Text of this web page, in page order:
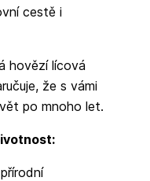
cestě i
hovězí lícová
že s vámi
po mnoho let.